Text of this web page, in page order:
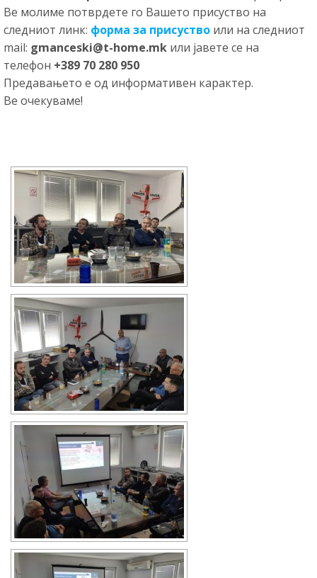
Ве молиме потврдете го Вашето присуство на
следниот линк: форма за присуство или на следниот
mail: gmanceski@t-home.mk или јавете се на
телефон +389 70 280 950
Предавањето е од информативен карактер.
Ве очекуваме!